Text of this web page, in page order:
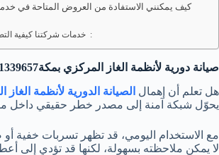
كيف يمكنني الاستفادة من العروض المتاحة في
خدمات شركتنا كيفية التصميم بمكة :
صيانة دورية لأنظمة الغاز المركزي بمكة0531339657
هل تعلم أن إهمال الصيانة الدورية لأنظمة
يحوّل شبكة آمنة إلى مصدر خطر حقيقي داخل
مع الاستخدام اليومي، قد تظهر تسربات خفية
لا يمكن ملاحظته بسهولة، لكنها قد تؤدي إلى